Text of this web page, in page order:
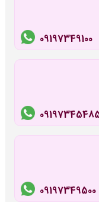
09197349100
09197349500